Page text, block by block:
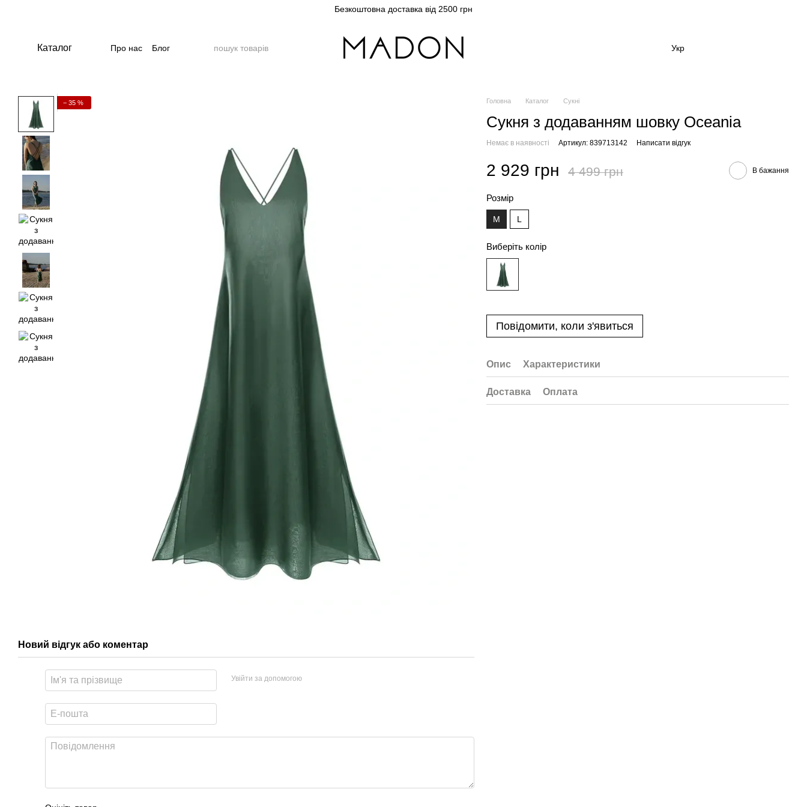
Безкоштовна доставка від 2500 грн
Каталог Про нас Блог Укр
− 35 %
Новий відгук або коментар
Увійти за допомогою
Головна Каталог Сукні
Сукня з додаванням шовку Oceania
Немає в наявності Артикул: 839713142 Написати відгук
2 929 грн 4 499 грн В бажання
Розмір
M L
Виберіть колір
Повідомити, коли з'явиться
Опис Характеристики
Доставка Оплата